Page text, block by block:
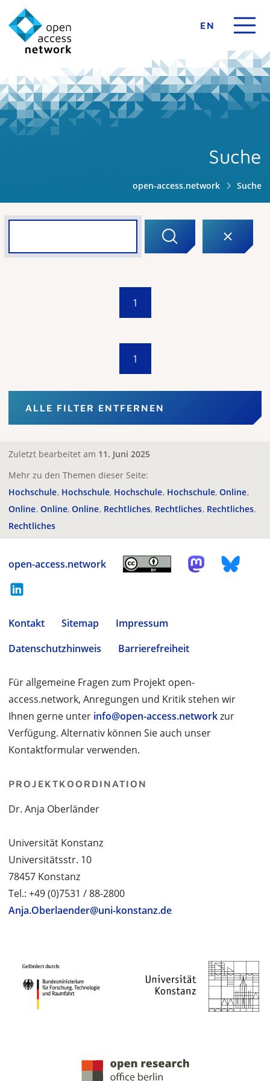
EN
Suche
open-access.network Suche
1
1
ALLE FILTER ENTFERNEN
Zuletzt bearbeitet am 11. Juni 2025
Mehr zu den Themen dieser Seite:
Hochschule Hochschule Hochschule Hochschule Online
Online Online Online Rechtliches Rechtliches Rechtliches
Rechtliches
open-access.network
Kontakt Sitemap
Impressum
Datenschutzhinweis
Barrierefreiheit
Für allgemeine Fragen zum Projekt open-
access.network, Anregungen und Kritik stehen wir
Ihnen gerne unter info@open-access.networkzur
Verfügung. Alternativ können Sie auch unser
Kontaktformular verwenden.
PROJEKTKOORDINATION
Dr. Anja Oberländer
Universität Konstanz
Universitätsstr. 10
78457 Konstanz
Tel.: +49 (0)7531 / 88-2800
Anja.Oberlaender@uni-konstanz.de